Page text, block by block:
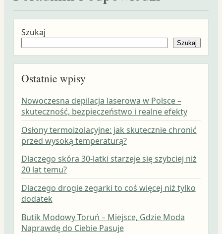
Szukaj
Szukaj
Ostatnie wpisy
Nowoczesna depilacja laserowa w Polsce –
skuteczność, bezpieczeństwo i realne efekty
Osłony termoizolacyjne: jak skutecznie chronić
przed wysoką temperaturą?
Dlaczego skóra 30-latki starzeje się szybciej niż
20 lat temu?
Dlaczego drogie zegarki to coś więcej niż tylko
dodatek
Butik Modowy Toruń – Miejsce, Gdzie Moda
Naprawdę do Ciebie Pasuje